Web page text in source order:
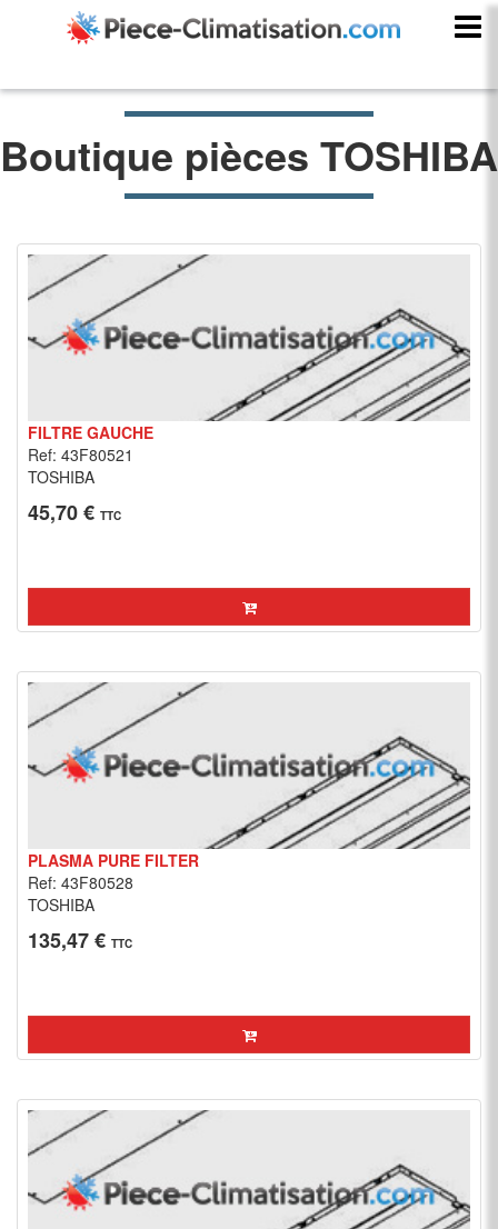
Boutique pièces TOSHIBA
FILTRE GAUCHE
Ref: 43F80521
TOSHIBA
45,70 € TTC
PLASMA PURE FILTER
Ref: 43F80528
TOSHIBA
135,47 € TTC